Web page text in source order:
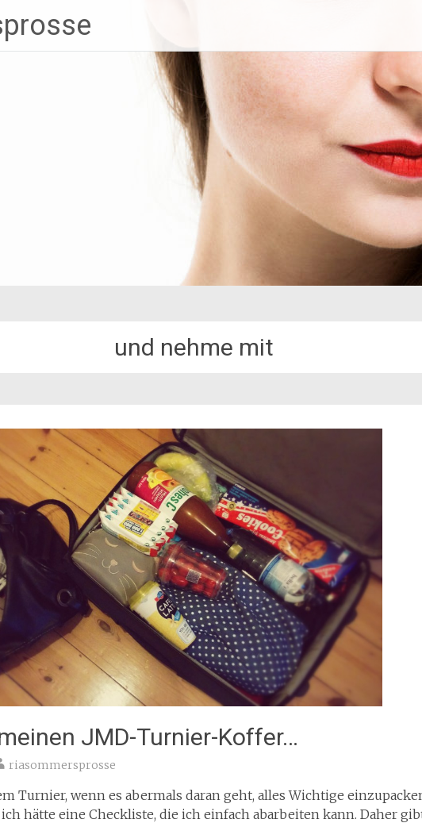
und nehme mit
JMD-Turnier-Koffer…
riasommersprosse
Turnier, wenn es abermals daran geht, alles Wichtige
hätte eine Checkliste, die ich einfach abarbeiten kann. Daher